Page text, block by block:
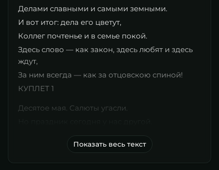
Делами славными и самыми земными.
​И вот итог: дела его цветут,
Коллег почтенье и в семье покой.
Здесь слово — как закон, здесь любят и здесь
ждут,
За ним всегда — как за отцовскою спиной!
​КУПЛЕТ 1
​Десятое мая. Салюты угасли.
Показать весь текст